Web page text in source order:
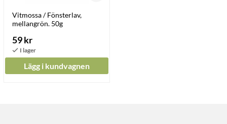
Vitmossa / Fönsterlav,
mellangrön. 50g
59 kr
Lägg i kundvagnen